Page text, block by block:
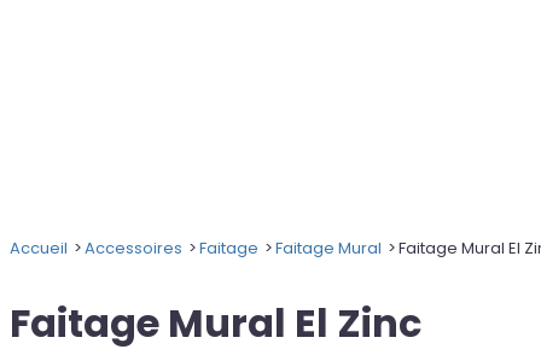
Accueil Accessoires Faitage Faitage Mural Faitage Mural El
Faitage Mural El Zinc